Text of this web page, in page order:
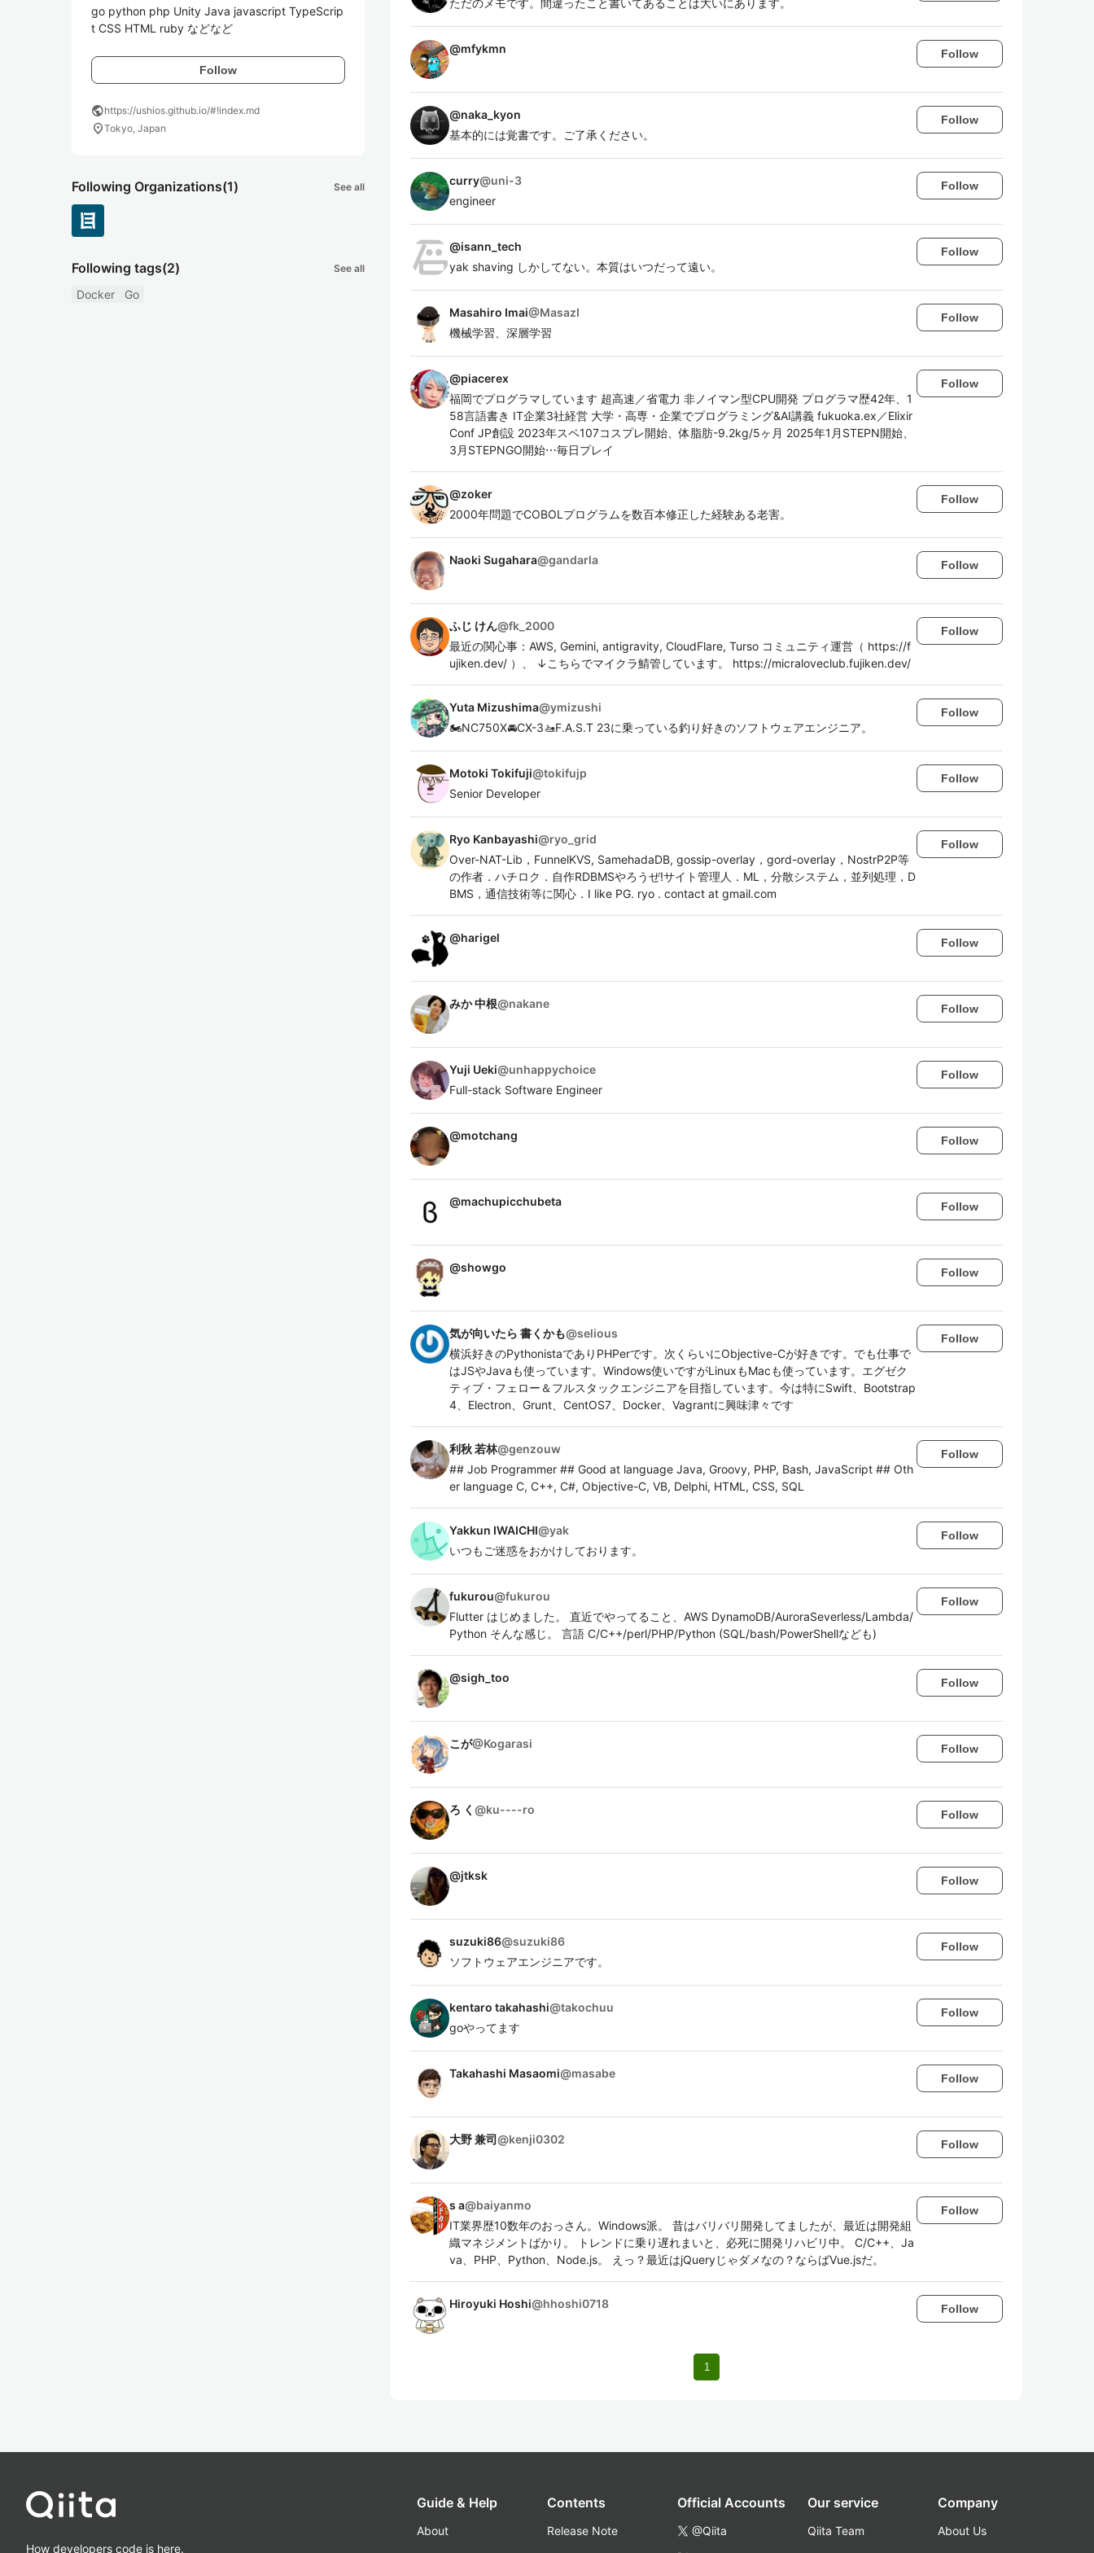
go python php Unity Java javascript TypeScrip
t CSS HTML ruby などなど
Follow
publichttps://ushios.github.io/#!index.md
location_onTokyo, Japan
Following Organizations(1) See all
Following tags(2) See all
Docker Go
ただのメモです。間違ったこと書いてあることは大いにあります。
@mfykmn Follow
@naka_kyon
基本的には覚書です。ご了承ください。
Follow
curry@uni-3
engineer
Follow
@isann_tech
yak shaving しかしてない。本質はいつだって遠い。
Follow
Masahiro Imai@MasazI
機械学習、深層学習
Follow
@piacerex
福岡でプログラマしています 超高速／省電力 非ノイマン型CPU開発 プログラマ歴42年、1
58言語書き IT企業3社経営 大学・高専・企業でプログラミング&AI講義 fukuoka.ex／Elixir
Conf JP創設 2023年スペ107コスプレ開始、体脂肪-9.2kg/5ヶ月 2025年1月STEPN開始、
3月STEPNGO開始⋯毎日プレイ
Follow
@zoker
2000年問題でCOBOLプログラムを数百本修正した経験ある老害。
Follow
Naoki Sugahara@gandarla Follow
ふじ けん@fk_2000
最近の関心事：AWS, Gemini, antigravity, CloudFlare, Turso コミュニティ運営（ https://f
ujiken.dev/ ）、 ↓こちらでマイクラ鯖管しています。 https://micraloveclub.fujiken.dev/
Follow
Yuta Mizushima@ymizushi
🏍NC750X🚘CX-3🚤F.A.S.T 23に乗っている釣り好きのソフトウェアエンジニア。
Follow
Motoki Tokifuji@tokifujp
Senior Developer
Follow
Ryo Kanbayashi@ryo_grid
Over-NAT-Lib，FunnelKVS, SamehadaDB, gossip-overlay，gord-overlay，NostrP2P等
の作者．ハチロク．自作RDBMSやろうぜ!サイト管理人．ML，分散システム，並列処理，D
BMS，通信技術等に関心．I like PG. ryo . contact at gmail.com
Follow
@harigel Follow
みか 中根@nakane Follow
Yuji Ueki@unhappychoice
Full-stack Software Engineer
Follow
@motchang Follow
@machupicchubeta Follow
@showgo Follow
気が向いたら 書くかも@selious
横浜好きのPythonistaでありPHPerです。次くらいにObjective-Cが好きです。でも仕事で
はJSやJavaも使っています。Windows使いですがLinuxもMacも使っています。エグゼク
ティブ・フェロー＆フルスタックエンジニアを目指しています。今は特にSwift、Bootstrap
4、Electron、Grunt、CentOS7、Docker、Vagrantに興味津々です
Follow
利秋 若林@genzouw
## Job Programmer ## Good at language Java, Groovy, PHP, Bash, JavaScript ## Oth
er language C, C++, C#, Objective-C, VB, Delphi, HTML, CSS, SQL
Follow
Yakkun IWAICHI@yak
いつもご迷惑をおかけしております。
Follow
fukurou@fukurou
Flutter はじめました。 直近でやってること、AWS DynamoDB/AuroraSeverless/Lambda/
Python そんな感じ。 言語 C/C++/perl/PHP/Python (SQL/bash/PowerShellなども)
Follow
@sigh_too Follow
こが@Kogarasi Follow
ろ く @ku----ro Follow
@jtksk Follow
suzuki86@suzuki86
ソフトウェアエンジニアです。
Follow
kentaro takahashi@takochuu
goやってます
Follow
Takahashi Masaomi@masabe Follow
大野 兼司@kenji0302 Follow
s a@baiyanmo
IT業界歴10数年のおっさん。Windows派。 昔はバリバリ開発してましたが、最近は開発組
織マネジメントばかり。 トレンドに乗り遅れまいと、必死に開発リハビリ中。 C/C++、Ja
va、PHP、Python、Node.js。 えっ？最近はjQueryじゃダメなの？ならばVue.jsだ。
Follow
Hiroyuki Hoshi@hhoshi0718 Follow
1
How developers code is here.
Guide & Help
About
Contents
Release Note
Official Accounts
@Qiita
Our service
Qiita Team
Company
About Us